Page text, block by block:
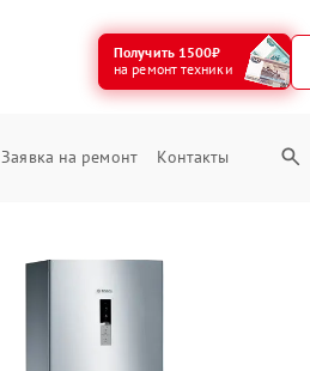
Получить 1500₽
на ремонт техники
Заявка на ремонт Контакты